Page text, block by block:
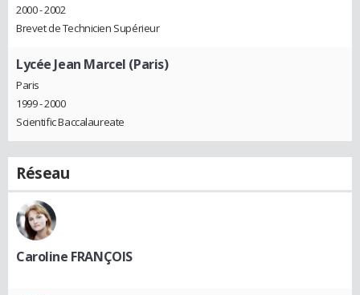
2000 - 2002
Brevet de Technicien Supérieur
Lycée Jean Marcel (Paris)
Paris
1999 - 2000
Scientific Baccalaureate
Réseau
Caroline FRANÇOIS